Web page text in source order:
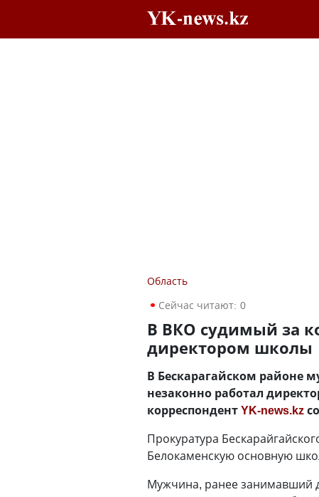
Область
Сейчас читают: 0
В ВКО судимый за
директором школы
В Бескарагайском районе
незаконно работал
корреспондентYK-news.kz
Прокуратура
Белокаменскую основную
Мужчина, ранее занимавший